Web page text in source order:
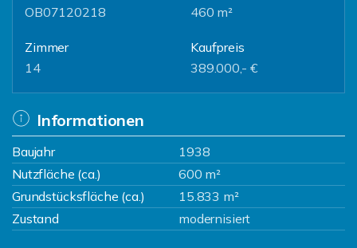
OB07120218
460 m²
Zimmer
14
Kaufpreis
389.000,- €
Informationen
Baujahr
1938
Nutzfläche (ca.)
600 m²
Grundstücksfläche (ca.)
15.833 m²
Zustand
modernisiert